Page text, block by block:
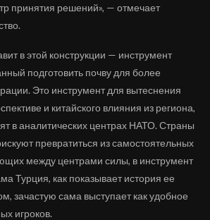
принятия решений», — отмечает
в этой конструкции — инструмент
подготовить почву для более
Это инструмент для вытеснения
и китайского влияния из региона,
в аналитических центрах НАТО. Страны
превратиться из самостоятельных
между центрами силы, в инструмент
Турция, как показывает история ее
зачастую сама выступает как удобное
игроков.